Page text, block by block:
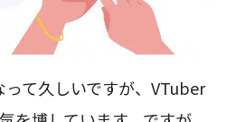
て久しいですが、VTuber